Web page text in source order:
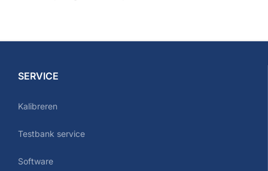
SERVICE
Kalibreren
Testbank service
Software